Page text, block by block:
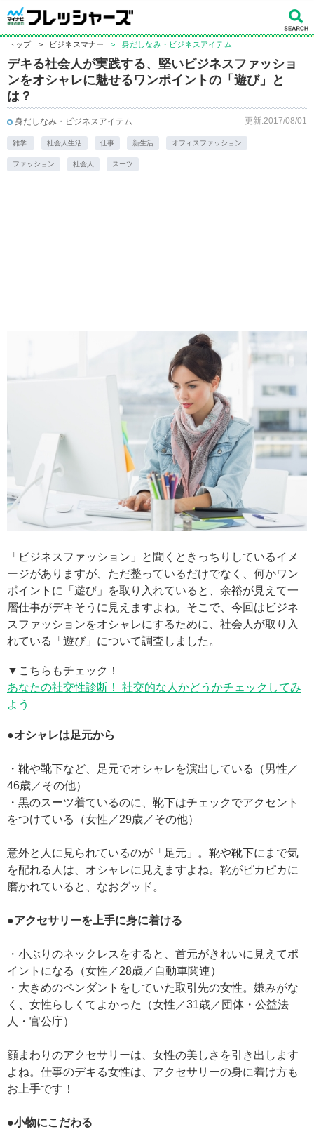
トップ > ビジネスマナー > 身だしなみ・ビジネスアイテム
デキる社会人が実践する、堅いビジネスファッショ
ンをオシャレに魅せるワンポイントの「遊び」と
は？
身だしなみ・ビジネスアイテム 更新:2017/08/01
雑学. 社会人生活 仕事 新生活 オフィスファッション
ファッション 社会人 スーツ
「ビジネスファッション」と聞くときっちりしているイメ
ージがありますが、ただ整っているだけでなく、何かワン
ポイントに「遊び」を取り入れていると、余裕が見えて一
層仕事がデキそうに見えますよね。そこで、今回はビジネ
スファッションをオシャレにするために、社会人が取り入
れている「遊び」について調査しました。
▼こちらもチェック！
あなたの社交性診断！ 社交的な人かどうかチェックしてみ
よう
●オシャレは足元から
・靴や靴下など、足元でオシャレを演出している（男性／
46歳／その他）
・黒のスーツ着ているのに、靴下はチェックでアクセント
をつけている（女性／29歳／その他）
意外と人に見られているのが「足元」。靴や靴下にまで気
を配れる人は、オシャレに見えますよね。靴がピカピカに
磨かれていると、なおグッド。
●アクセサリーを上手に身に着ける
・小ぶりのネックレスをすると、首元がきれいに見えてポ
イントになる（女性／28歳／自動車関連）
・大きめのペンダントをしていた取引先の女性。嫌みがな
く、女性らしくてよかった（女性／31歳／団体・公益法
人・官公庁）
顔まわりのアクセサリーは、女性の美しさを引き出します
よね。仕事のデキる女性は、アクセサリーの身に着け方も
お上手です！
●小物にこだわる